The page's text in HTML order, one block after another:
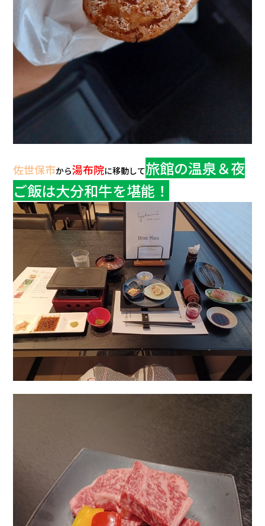
佐世保市から湯布院に移動して旅館の温泉＆夜
ご飯は大分和牛を堪能！